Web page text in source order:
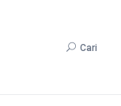
Cari